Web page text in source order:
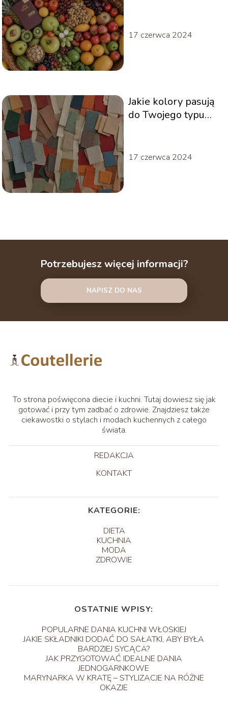
17 czerwca 2024
Jakie kolory pasują
do Twojego typu
17 czerwca 2024
Potrzebujesz więcej informacji?
NAPISZ DO NAS
To strona poświęcona diecie i kuchni. Tutaj dowiesz się jak
gotować i przy tym zadbać o zdrowie. Znajdziesz także
ciekawostki o stylach i modach kuchennych z całego
świata.
REDAKCJA
KONTAKT
KATEGORIE:
DIETA
KUCHNIA
MODA
ZDROWIE
OSTATNIE WPISY:
POPULARNE DANIA KUCHNI WŁOSKIEJ
JAKIE SKŁADNIKI DODAĆ DO SAŁATKI, ABY BYŁA
BARDZIEJ SYCĄCA?
JAK PRZYGOTOWAĆ IDEALNE DANIA
JEDNOGARNKOWE
MARYNARKA W KRATĘ – STYLIZACJE NA RÓŻNE
OKAZJE